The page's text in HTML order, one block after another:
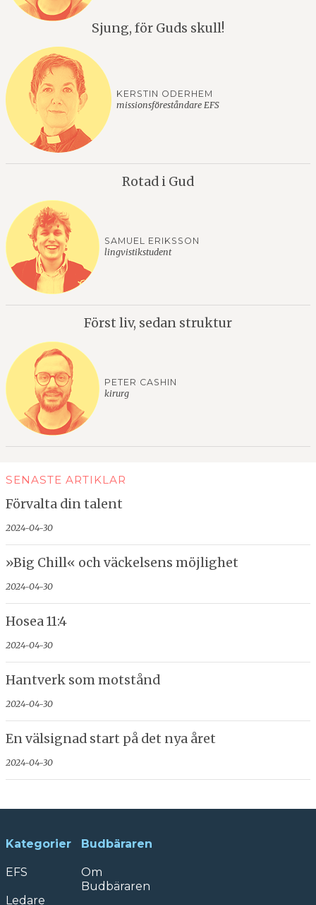
Sjung, för Guds skull!
KERSTIN ODERHEM
missionsföreståndare EFS
Rotad i Gud
SAMUEL ERIKSSON
lingvistikstudent
Först liv, sedan struktur
PETER CASHIN
kirurg
SENASTE ARTIKLAR
Förvalta din talent
2024-04-30
»Big Chill« och väckelsens möjlighet
2024-04-30
Hosea 11:4
2024-04-30
Hantverk som motstånd
2024-04-30
En välsignad start på det nya året
2024-04-30
Kategorier
EFS
Ledare
Budbäraren
Om
Budbäraren